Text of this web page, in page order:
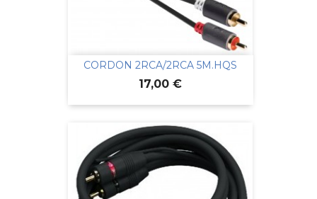
CORDON 2RCA/2RCA 5M.HQS
Prix
17,00 €